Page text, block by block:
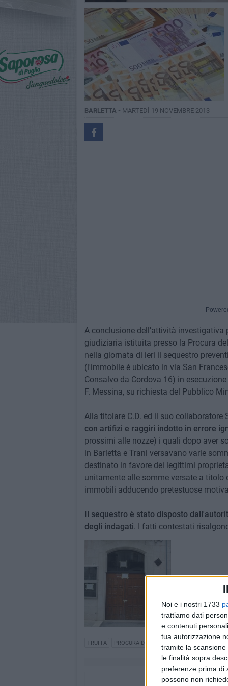
Noi e i nostri 1733
trattiamo dati
e contenuti
tua autorizzazione
tramite la
le finalità sopra
preferenze prima di
possono non
BARLETTA - MARTEDÌ 19 NOVEMBRE 2013
A conclusione dell'attività investigativa
giudiziaria istituita presso la Procura
nella giornata di ieri il sequestro
(l'immobile è ubicato in via San
Consalvo da Cordova 16) in
F. Messina, su richiesta del Pubblico
Alla titolare C.D. ed il suo collaboratore
con artifizi e raggiri indotto in errore
prossimi alle nozze) i quali dopo aver
in Barletta e Trani versavano varie
destinato in favore dei legittimi
unitamente alle somme versate a titolo
immobili adducendo pretestuose
Il sequestro è stato disposto
degli indagati. I fatti contestati
TRUFFA PROCURA DELLA REPUBBLICA